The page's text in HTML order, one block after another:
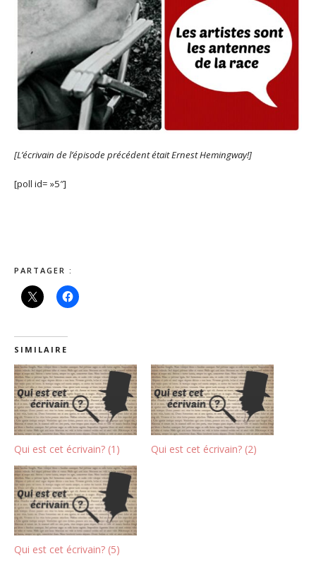
[L’écrivain de l’épisode précédent était Ernest Hemingway!]
[poll id= »5″]
PARTAGER :
SIMILAIRE
Qui est cet écrivain? (1) Qui est cet écrivain? (2)
Qui est cet écrivain? (5)